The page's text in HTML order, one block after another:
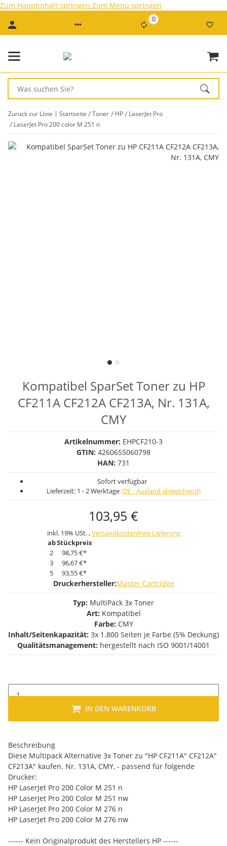
Zum Hauptinhalt springen Zum Menü springen
0
Zurück zur Liste Startseite Toner HP
LaserJet Pro
LaserJet Pro 200 color M 251 n
Kompatibel SparSet Toner zu HP
CF211A CF212A CF213A, Nr. 131A,
CMY
Artikelnummer: EHPCF210-3
GTIN: 4260655060798
HAN: 731
Sofort verfügbar
Lieferzeit: 1 - 2 Werktage(DE - Ausland abweichend)
103,95 €
inkl. 19% USt. ,Versandkostenfreie Lieferung
abStückpreis
2
98,75 €*
3
96,67 €*
5
93,55 €*
Druckerhersteller:Master Cartridge
Typ: MultiPack 3x Toner
Art: Kompatibel
Farbe: CMY
Inhalt/Seitenkapazität: 3x 1.800 Seiten je Farbe (5% Deckung)
Qualitätsmanagement: hergestellt nach ISO 9001/14001
IN DEN WARENKORB
Beschreibung
Diese Multipack Alternative 3x Toner zu "HP CF211A" CF212A"
CF213A" kaufen. Nr. 131A, CMY, - passend für folgende
Drucker:
HP LaserJet Pro 200 Color M 251 n
HP LaserJet Pro 200 Color M 251 nw
HP LaserJet Pro 200 Color M 276 n
HP LaserJet Pro 200 Color M 276 nw
------ Kein Originalprodukt des Herstellers HP ------